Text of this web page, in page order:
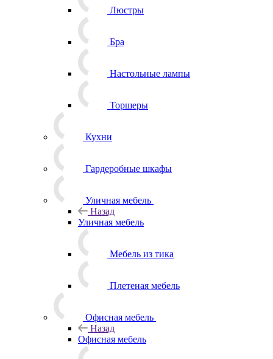
Люстры
Бра
Настольные лампы
Торшеры
Кухни
Гардеробные шкафы
Уличная мебель
Назад
Уличная мебель
Мебель из тика
Плетеная мебель
Офисная мебель
Назад
Офисная мебель